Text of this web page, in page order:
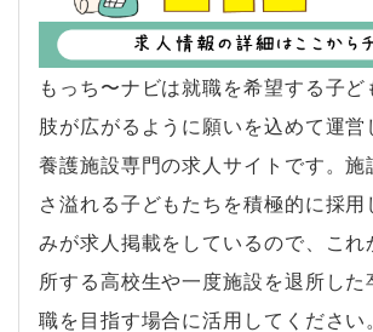
もっち〜ナビは就職を希望する子
肢が広がるように願いを込めて運
養護施設専門の求人サイトです。施
さ溢れる子どもたちを積極的に採
みが求人掲載をしているので、これ
所する高校生や一度施設を退所し
職を目指す場合に活用してください